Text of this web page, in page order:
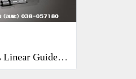
ตลับลูกปืน Linear Guide THK RSR 5WN